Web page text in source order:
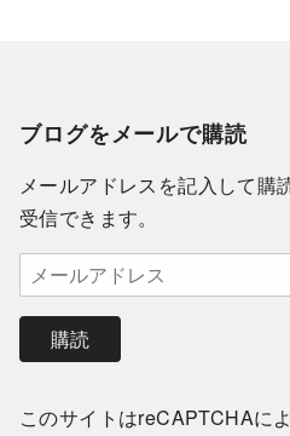
ブログをメールで購読
メールアドレスを記入して購
受信できます。
購読
このサイトはreCAPTCHAに